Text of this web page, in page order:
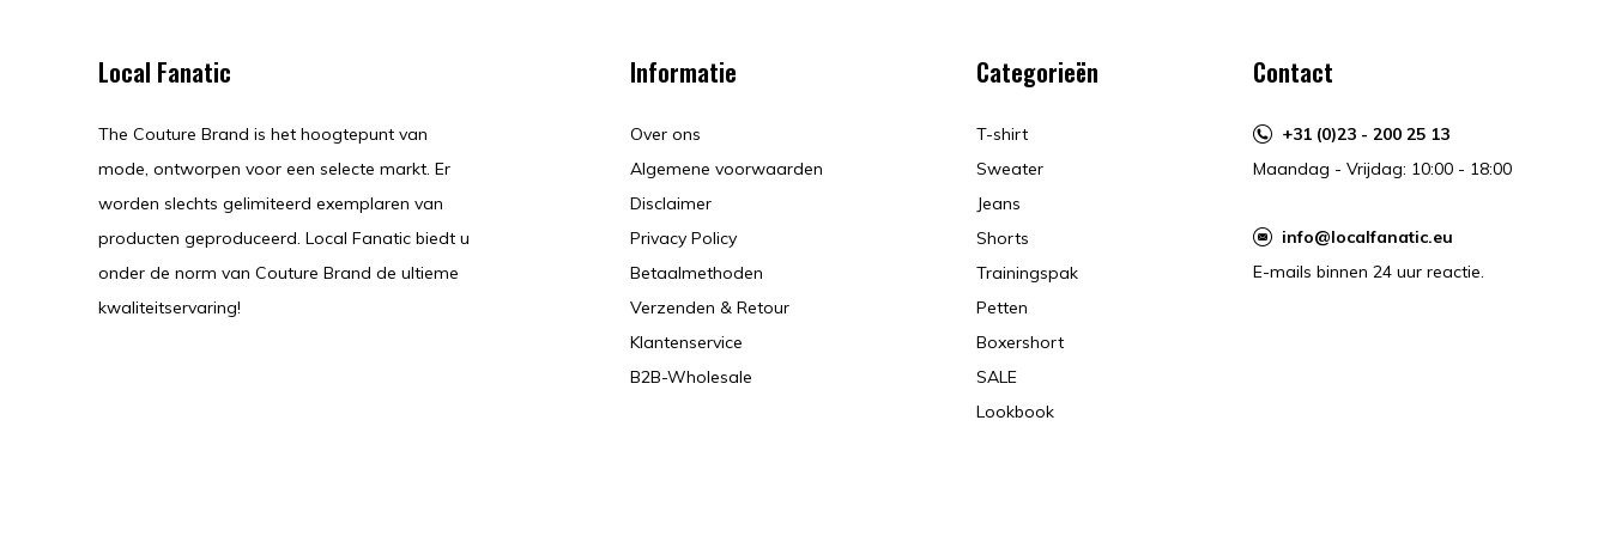
Local Fanatic
The Couture Brand is het hoogtepunt van
mode, ontworpen voor een selecte markt. Er
worden slechts gelimiteerd exemplaren van
producten geproduceerd. Local Fanatic biedt u
onder de norm van Couture Brand de ultieme
kwaliteitservaring!
Informatie
Over ons
Algemene voorwaarden
Disclaimer
Privacy Policy
Betaalmethoden
Verzenden & Retour
Klantenservice
B2B-Wholesale
Categorieën
T-shirt
Sweater
Jeans
Shorts
Trainingspak
Petten
Boxershort
SALE
Lookbook
Contact
+31 (0)23 - 200 25 13
Maandag - Vrijdag: 10:00 - 18:00
info@localfanatic.eu
E-mails binnen 24 uur reactie.